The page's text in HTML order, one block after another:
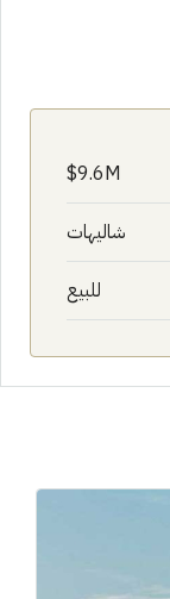
9.6M$
شاليهات
للبيع